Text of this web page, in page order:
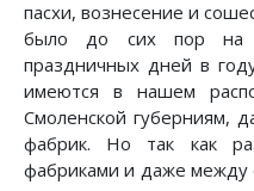
пасхи, вознесение и
было до сих пор на
праздничных дней в
имеются в нашем
Смоленской губерниям,
фабрик. Но так как
фабриками и даже между